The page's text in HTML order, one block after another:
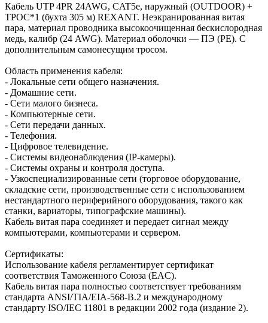
Кабель UTP 4PR 24AWG, CAT5e, наружный (OUTDOOR) +
ТРОС*1 (бухта 305 м) REXANT. Неэкранированная витая
пара, материал проводника высокоочищенная бескислородная
медь, калибр (24 AWG). Материал оболочки — ПЭ (PE). С
дополнительным самонесущим тросом.
Область применения кабеля:
- Локальные сети общего назначения.
- Домашние сети.
- Сети малого бизнеса.
- Компьютерные сети.
- Сети передачи данных.
- Телефония.
- Цифровое телевидение.
- Системы видеонаблюдения (IP-камеры).
- Системы охраны и контроля доступа.
- Узкоспециализированные сети (торговое оборудование,
складские сети, производственные сети с использованием
нестандартного периферийного оборудования, такого как
станки, вариаторы, типографские машины).
Кабель витая пара соединяет и передает сигнал между
компьютерами, компьютерами и сервером.
Сертификаты:
Использование кабеля регламентирует сертификат
соответствия Таможенного Союза (EAC).
Кабель витая пара полностью соответствует требованиям
стандарта ANSI/TIA/EIA-568-B.2 и международному
стандарту ISO/IEC 11801 в редакции 2002 года (издание 2).